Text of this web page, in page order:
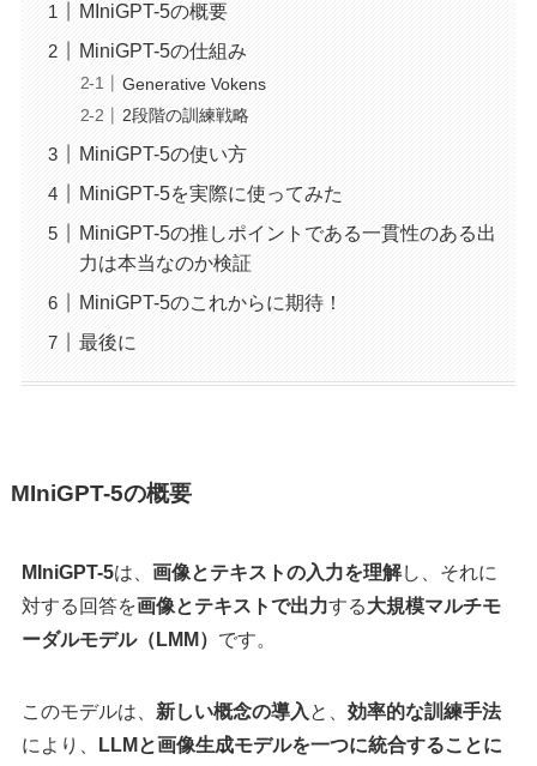
MIniGPT-5の概要
MiniGPT-5の仕組み
Generative Vokens
2段階の訓練戦略
MiniGPT-5の使い方
MiniGPT-5を実際に使ってみた
MiniGPT-5の推しポイントである一貫性のある出
力は本当なのか検証
MiniGPT-5のこれからに期待！
最後に
MIniGPT-5の概要
MIniGPT-5は、 画像とテキストの入力を理解し、それに
対する回答を画像とテキストで出力する大規模マルチモ
ーダルモデル（LMM） です。
このモデルは、 新しい概念の導入 と、 効率的な訓練手法
により、
LLMと画像生成モデルを一つに統合することに